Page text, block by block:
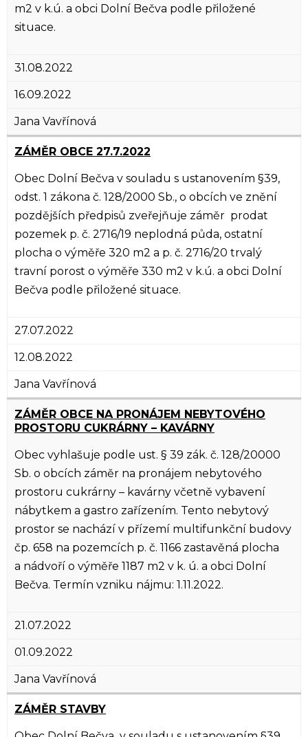
m2 v k.ú. a obci Dolní Bečva podle přiložené
situace.
31.08.2022
16.09.2022
Jana Vavřínová
ZÁMĚR OBCE 27.7.2022
Obec Dolní Bečva v souladu s ustanovením §39,
odst. 1 zákona č. 128/2000 Sb., o obcích ve znění
pozdějších předpisů zveřejňuje záměr prodat
pozemek p. č. 2716/19 neplodná půda, ostatní
plocha o výměře 320 m2 a p. č. 2716/20 trvalý
travní porost o výměře 330 m2 v k.ú. a obci Dolní
Bečva podle přiložené situace.
27.07.2022
12.08.2022
Jana Vavřínová
ZÁMĚR OBCE NA PRONÁJEM NEBYTOVÉHO
PROSTORU CUKRÁRNY – KAVÁRNY
Obec vyhlašuje podle ust. § 39 zák. č. 128/20000
Sb. o obcích záměr na pronájem nebytového
prostoru cukrárny – kavárny včetně vybavení
nábytkem a gastro zařízením. Tento nebytový
prostor se nachází v přízemí multifunkční budovy
čp. 658 na pozemcích p. č. 1166 zastavěná plocha
a nádvoří o výměře 1187 m2 v k. ú. a obci Dolní
Bečva. Termín vzniku nájmu: 1.11.2022.
21.07.2022
01.09.2022
Jana Vavřínová
ZÁMĚR STAVBY